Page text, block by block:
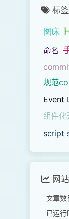
标签
图床
命名
规范
Event
组件化
script
网
文章数
已运行